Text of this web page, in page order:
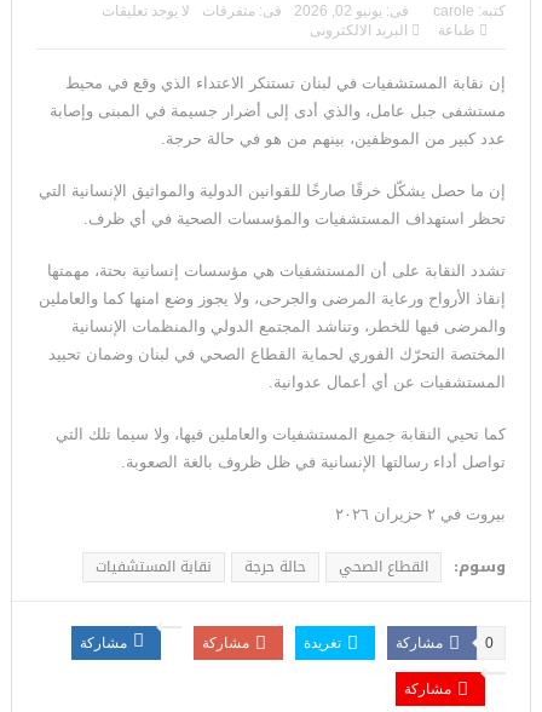
كتبه: carole فى: يونيو 02, 2026 فى: متفرقات
لا يوجد تعليقات
طباعة
البريد الالكترونى
إن نقابة المستشفيات في لبنان تستنكر الاعتداء الذي وقع في محيط
مستشفى جبل عامل، والذي أدى إلى أضرار جسيمة في المبنى وإصابة
عدد كبير من الموظفين، بينهم من هو في حالة حرجة.
إن ما حصل يشكّل خرقًا صارخًا للقوانين الدولية والمواثيق الإنسانية التي
تحظر استهداف المستشفيات والمؤسسات الصحية في أي ظرف.
تشدد النقابة على أن المستشفيات هي مؤسسات إنسانية بحتة، مهمتها
إنقاذ الأرواح ورعاية المرضى والجرحى، ولا يجوز وضع امنها كما والعاملين
والمرضى فيها للخطر، وتناشد المجتمع الدولي والمنظمات الإنسانية
المختصة التحرّك الفوري لحماية القطاع الصحي في لبنان وضمان تحييد
المستشفيات عن أي أعمال عدوانية.
كما تحيي النقابة جميع المستشفيات والعاملين فيها، ولا سيما تلك التي
تواصل أداء رسالتها الإنسانية في ظل ظروف بالغة الصعوبة.
بيروت في ٢ حزيران ٢٠٢٦
وسوم: القطاع الصحي حالة حرجة نقابة المستشفيات
مشاركة 0 تغريدة مشاركة مشاركة
مشاركة